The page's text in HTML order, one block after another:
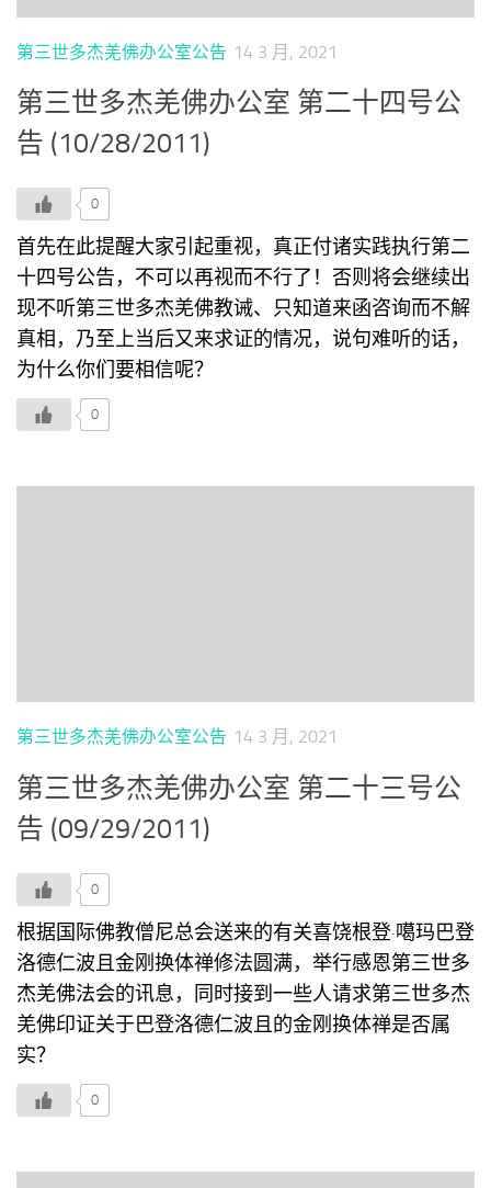
第三世多杰羌佛办公室公告 14 3 月, 2021
第三世多杰羌佛办公室 第二十四号公
告 (10/28/2011)
0
首先在此提醒大家引起重视，真正付诸实践执行第二
十四号公告，不可以再视而不行了！否则将会继续出
现不听第三世多杰羌佛教诫、只知道来函咨询而不解
真相，乃至上当后又来求证的情况，说句难听的话，
为什么你们要相信呢？
0
第三世多杰羌佛办公室公告 14 3 月, 2021
第三世多杰羌佛办公室 第二十三号公
告 (09/29/2011)
0
根据国际佛教僧尼总会送来的有关喜饶根登·噶玛巴登
洛德仁波且金刚换体禅修法圆满，举行感恩第三世多
杰羌佛法会的讯息，同时接到一些人请求第三世多杰
羌佛印证关于巴登洛德仁波且的金刚换体禅是否属
实？
0